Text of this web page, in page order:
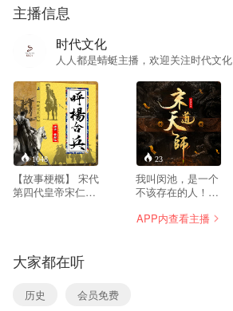
主播信息
时代文化
人人都是蜻蜓主播，欢迎关注时代文化
1048
【故事梗概】 宋代
第四代皇帝宋仁宗
仁宗面前，狄青推
荐自己的大儿子大
太保狄龙出任大
帅，包拯大人出面
23
我叫闵池，是一个
不该存在的人！十
有名的风水师，罗
APP内查看主播
大家都在听
历史 会员免费